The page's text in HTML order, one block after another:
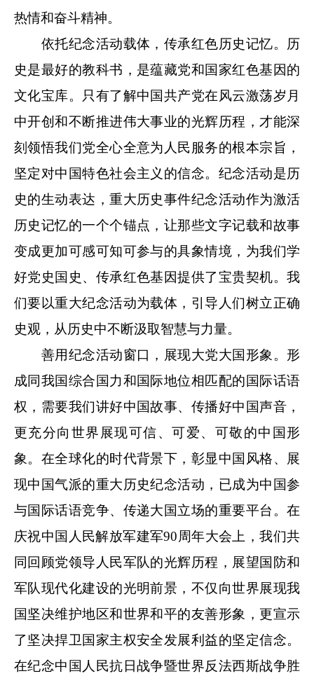
热情和奋斗精神。
依托纪念活动载体，传承红色历史记忆。历
史是最好的教科书，是蕴藏党和国家红色基因的
文化宝库。只有了解中国共产党在风云激荡岁月
中开创和不断推进伟大事业的光辉历程，才能深
刻领悟我们党全心全意为人民服务的根本宗旨，
坚定对中国特色社会主义的信念。纪念活动是历
史的生动表达，重大历史事件纪念活动作为激活
历史记忆的一个个锚点，让那些文字记载和故事
变成更加可感可知可参与的具象情境，为我们学
好党史国史、传承红色基因提供了宝贵契机。我
们要以重大纪念活动为载体，引导人们树立正确
史观，从历史中不断汲取智慧与力量。
善用纪念活动窗口，展现大党大国形象。形
成同我国综合国力和国际地位相匹配的国际话语
权，需要我们讲好中国故事、传播好中国声音，
更充分向世界展现可信、可爱、可敬的中国形
象。在全球化的时代背景下，彰显中国风格、展
现中国气派的重大历史纪念活动，已成为中国参
与国际话语竞争、传递大国立场的重要平台。在
庆祝中国人民解放军建军90周年大会上，我们共
同回顾党领导人民军队的光辉历程，展望国防和
军队现代化建设的光明前景，不仅向世界展现我
国坚决维护地区和世界和平的友善形象，更宣示
了坚决捍卫国家主权安全发展利益的坚定信念。
在纪念中国人民抗日战争暨世界反法西斯战争胜